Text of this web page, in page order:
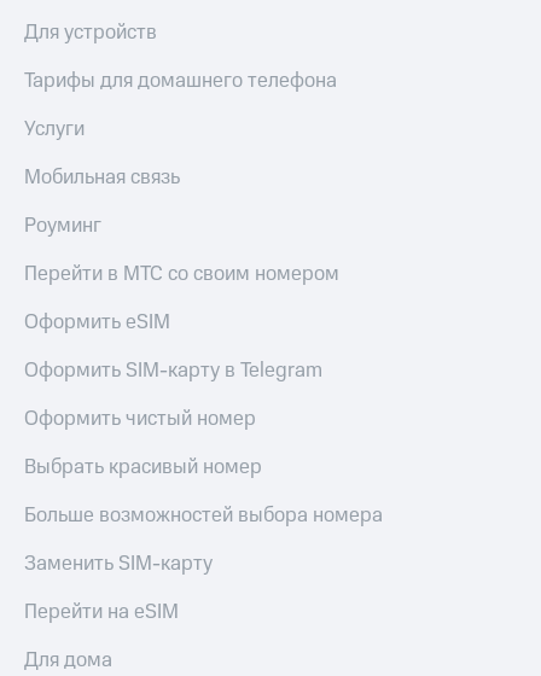
Для устройств
Тарифы для домашнего телефона
Услуги
Мобильная связь
Роуминг
Перейти в МТС со своим номером
Оформить eSIM
Оформить SIM-карту в Telegram
Оформить чистый номер
Выбрать красивый номер
Больше возможностей выбора номера
Заменить SIM-карту
Перейти на eSIM
Для дома